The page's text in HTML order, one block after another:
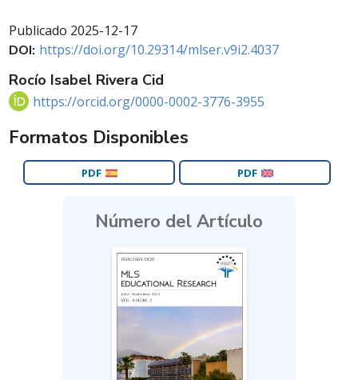
Publicado 2025-12-17
DOI: https://doi.org/10.29314/mlser.v9i2.4037
Rocío Isabel Rivera Cid
https://orcid.org/0000-0002-3776-3955
Formatos Disponibles
PDF PDF
Número del Artículo